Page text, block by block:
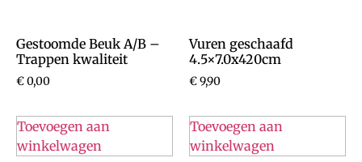
Gestoomde Beuk A/B –
Trappen kwaliteit
€0,00
Toevoegen aan
winkelwagen
Vuren geschaafd
4.5×7.0x420cm
€9,90
Toevoegen aan
winkelwagen